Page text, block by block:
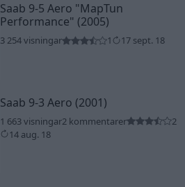
Saab 9-5 Aero "MapTun
Performance" (2005)
3 254 visningar 1 17 sept. 18
Saab 9-3 Aero (2001)
1 663 visningar2 kommentarer
2
14 aug. 18